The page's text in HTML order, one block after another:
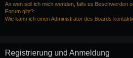
An wen soll ich mich wenden, falls es Beschwerden
Forum gibt?
Wie kann ich einen Administrator des Boards
Registrierung und Anmeldung